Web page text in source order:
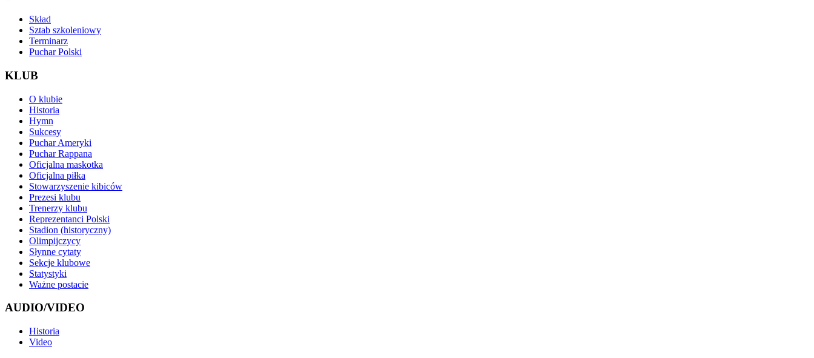
Skład
Sztab szkoleniowy
Terminarz
Puchar Polski
KLUB
O klubie
Historia
Hymn
Sukcesy
Puchar Ameryki
Puchar Rappana
Oficjalna maskotka
Oficjalna piłka
Stowarzyszenie kibiców
Prezesi klubu
Trenerzy klubu
Reprezentanci Polski
Stadion (historyczny)
Olimpijczycy
Słynne cytaty
Sekcje klubowe
Statystyki
Ważne postacie
AUDIO/VIDEO
Historia
Video